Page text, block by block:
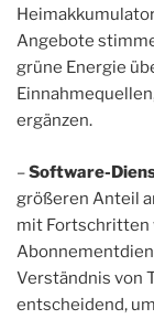
Angebote
grüne Energie
ergänzen.
–Software-
größeren Anteil
mit Fortschritten
Verständnis von
entscheidend,